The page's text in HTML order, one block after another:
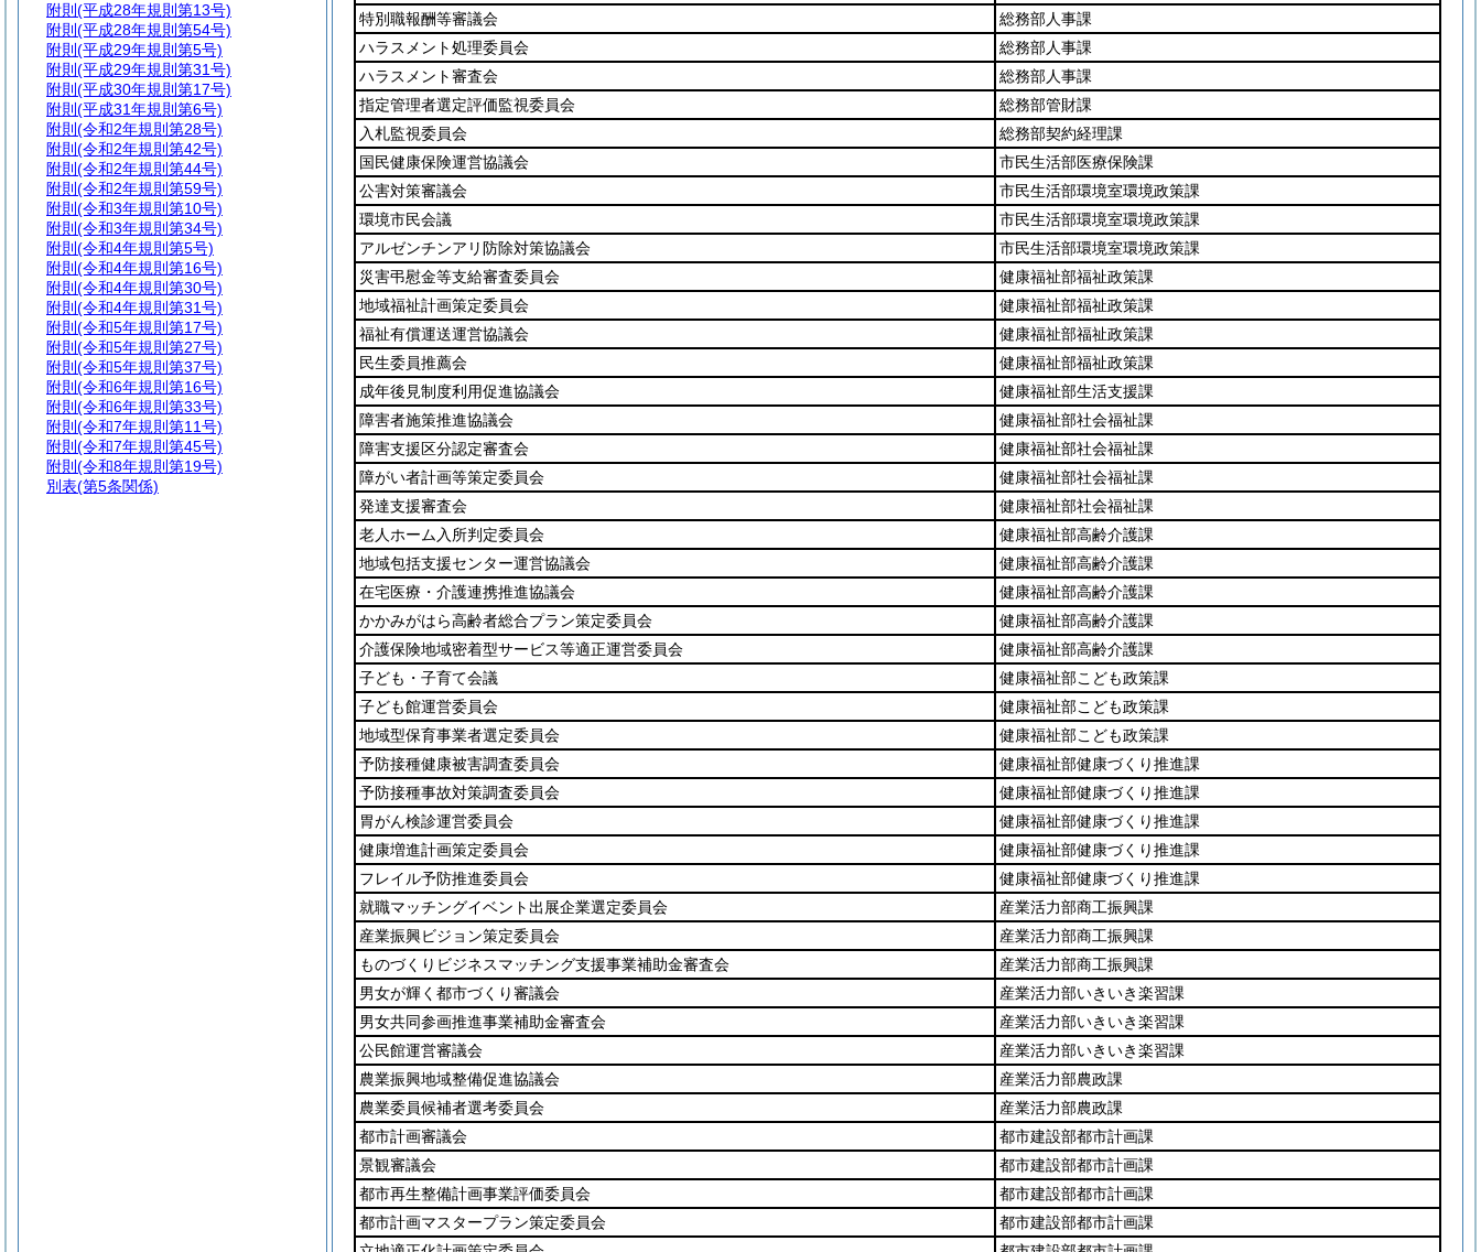
特別職報酬等審議会
総務部人事課
ハラスメント処理委員会
総務部人事課
ハラスメント審査会
総務部人事課
指定管理者選定評価監視委員会
総務部管財課
入札監視委員会
総務部契約経理課
国民健康保険運営協議会
市民生活部医療保険課
公害対策審議会
市民生活部環境室環境政策課
環境市民会議
市民生活部環境室環境政策課
アルゼンチンアリ防除対策協議会
市民生活部環境室環境政策課
災害弔慰金等支給審査委員会
健康福祉部福祉政策課
地域福祉計画策定委員会
健康福祉部福祉政策課
福祉有償運送運営協議会
健康福祉部福祉政策課
民生委員推薦会
健康福祉部福祉政策課
成年後見制度利用促進協議会
健康福祉部生活支援課
障害者施策推進協議会
健康福祉部社会福祉課
障害支援区分認定審査会
健康福祉部社会福祉課
障がい者計画等策定委員会
健康福祉部社会福祉課
発達支援審査会
健康福祉部社会福祉課
老人ホーム入所判定委員会
健康福祉部高齢介護課
地域包括支援センター運営協議会
健康福祉部高齢介護課
在宅医療・介護連携推進協議会
健康福祉部高齢介護課
かかみがはら高齢者総合プラン策定委員会
健康福祉部高齢介護課
介護保険地域密着型サービス等適正運営委員会
健康福祉部高齢介護課
子ども・子育て会議
健康福祉部こども政策課
子ども館運営委員会
健康福祉部こども政策課
地域型保育事業者選定委員会
健康福祉部こども政策課
予防接種健康被害調査委員会
健康福祉部健康づくり推進課
予防接種事故対策調査委員会
健康福祉部健康づくり推進課
胃がん検診運営委員会
健康福祉部健康づくり推進課
健康増進計画策定委員会
健康福祉部健康づくり推進課
フレイル予防推進委員会
健康福祉部健康づくり推進課
就職マッチングイベント出展企業選定委員会
産業活力部商工振興課
産業振興ビジョン策定委員会
産業活力部商工振興課
ものづくりビジネスマッチング支援事業補助金審査会
産業活力部商工振興課
男女が輝く都市づくり審議会
産業活力部いきいき楽習課
男女共同参画推進事業補助金審査会
産業活力部いきいき楽習課
公民館運営審議会
産業活力部いきいき楽習課
農業振興地域整備促進協議会
産業活力部農政課
農業委員候補者選考委員会
産業活力部農政課
都市計画審議会
都市建設部都市計画課
景観審議会
都市建設部都市計画課
都市再生整備計画事業評価委員会
都市建設部都市計画課
都市計画マスタープラン策定委員会
都市建設部都市計画課
附則 (平成28年規則第13号)
附則 (平成28年規則第54号)
附則 (平成29年規則第5号)
附則 (平成29年規則第31号)
附則 (平成30年規則第17号)
附則 (平成31年規則第6号)
附則 (令和2年規則第28号)
附則 (令和2年規則第42号)
附則 (令和2年規則第44号)
附則 (令和2年規則第59号)
附則 (令和3年規則第10号)
附則 (令和3年規則第34号)
附則 (令和4年規則第5号)
附則 (令和4年規則第16号)
附則 (令和4年規則第30号)
附則 (令和4年規則第31号)
附則 (令和5年規則第17号)
附則 (令和5年規則第27号)
附則 (令和5年規則第37号)
附則 (令和6年規則第16号)
附則 (令和6年規則第33号)
附則 (令和7年規則第11号)
附則 (令和7年規則第45号)
附則 (令和8年規則第19号)
別表(第5条関係)